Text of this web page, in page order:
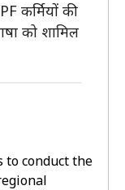
कर्मियों की
को शामिल
to conduct the